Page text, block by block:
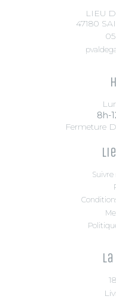
LIEU
47180
8h-
Fermeture